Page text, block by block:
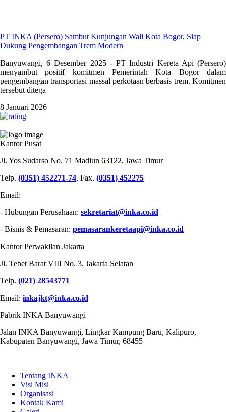
PT INKA (Persero) Sambut Kunjungan Wali Kota Bogor, Siap
Dukung Pengembangan Trem Modern
Banyuwangi, 6 Desember 2025 - PT Industri Kereta Api (Persero)
menyambut positif komitmen Pemerintah Kota Bogor dalam
pengembangan transportasi massal perkotaan berbasis trem. Komitmen
tersebut ditega
8 Januari 2026
Kantor Pusat
Jl. Yos Sudarso No. 71 Madiun 63122, Jawa Timur
Telp. (0351) 452271-74, Fax. (0351) 452275
Email:
- Hubungan Perusahaan: sekretariat@inka.co.id
- Bisnis & Pemasaran: pemasarankeretaapi@inka.co.id
Kantor Perwakilan Jakarta
Jl. Tebet Barat VIII No. 3, Jakarta Selatan
Telp. (021) 28543771
Email: inkajkt@inka.co.id
Pabrik INKA Banyuwangi
Jalan INKA Banyuwangi, Lingkar Kampung Baru, Kalipuro,
Kabupaten Banyuwangi, Jawa Timur, 68455
Tentang INKA
Visi Misi
Organisasi
Kontak Kami